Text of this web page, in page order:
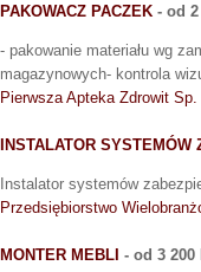
PAKOWACZ PACZEK - od
- pakowanie materiału wg
magazynowych- kontrola
Pierwsza Apteka Zdrowit
INSTALATOR SYSTEMÓW
Instalator systemów
Przedsiębiorstwo
MONTER MEBLI - od 3 200